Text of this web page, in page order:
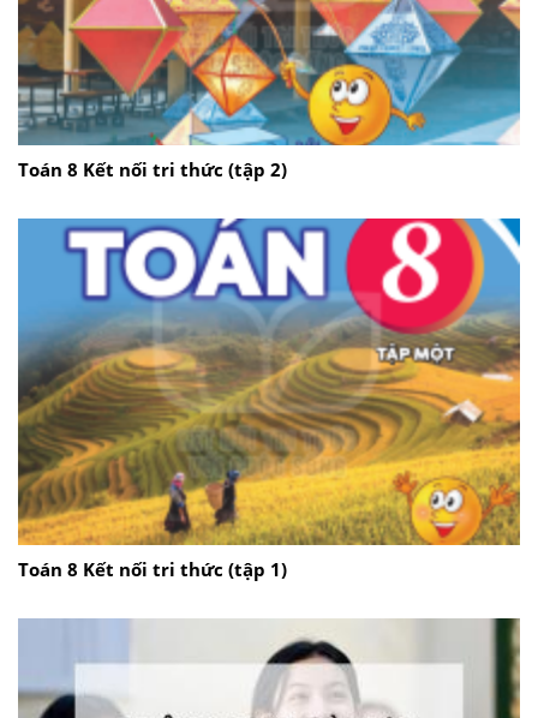
Toán 8 Kết nối tri thức (tập 2)
Toán 8 Kết nối tri thức (tập 1)